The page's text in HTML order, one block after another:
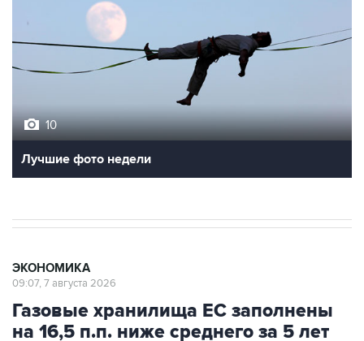
10
Лучшие фото недели
ЭКОНОМИКА
09:07, 7 августа 2026
Газовые хранилища ЕС заполнены
на 16,5 п.п. ниже среднего за 5 лет